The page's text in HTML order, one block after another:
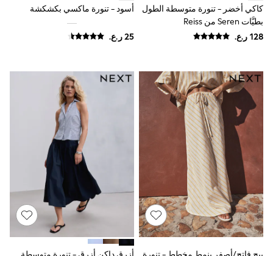
Shop all
Shoes
Coats & Jackets
Blue
Black
White
Grey
Green
Red
All Branded Schoolwear
adidas
Nike
Clarks
Start Rite
Smiggle
Eastpak
Bags & Backpacks
Caps
كاكي أخضر - تنورة متوسطة الطول
بطيَّات Seren من Reiss
أسود - تنورة ماكسي بكشكشة